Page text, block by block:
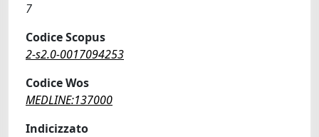
7
Codice Scopus
2-s2.0-0017094253
Codice Wos
MEDLINE:137000
Indicizzato